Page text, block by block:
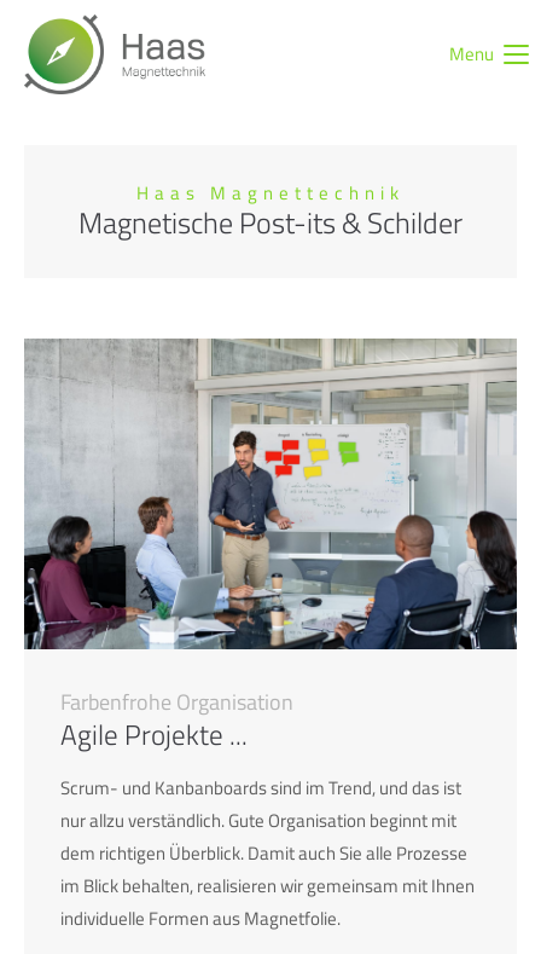
Login
Passwort
Anmelden
| Lost your password?
Support
Lorem ipsum dolor sit amet:
24h/ 365days
We offer support for our customers
Get in touch
Cybersteel Inc.
376-293 City Road, Suite 600
San Francisco, CA 94102
Menu
Haas Magnettechnik
Magnetische Post-its & Schilder
Farbenfrohe Organisation
Agile Projekte ...
Scrum- und Kanbanboards sind im Trend, und das ist
nur allzu verständlich. Gute Organisation beginnt mit
dem richtigen Überblick. Damit auch Sie alle Prozesse
im Blick behalten, realisieren wir gemeinsam mit Ihnen
individuelle Formen aus Magnetfolie.